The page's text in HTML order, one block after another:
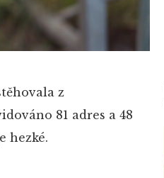
z
81 adres a 48
hezké.